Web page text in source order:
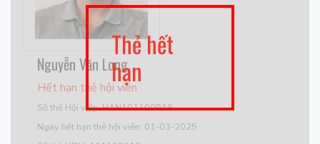
Nguyễn Văn Long
Hết hạn thẻ hội viên
Số thẻ Hội viên: HAN101100918
Ngày hết hạn thẻ hội viên: 01-03-2025
Thẻ hết
hạn